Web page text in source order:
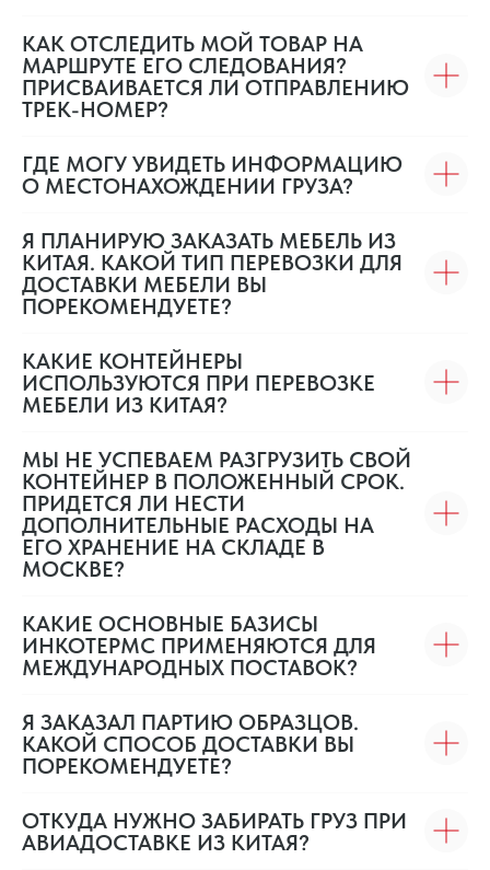
КАК ОТСЛЕДИТЬ МОЙ ТОВАР НА
МАРШРУТЕ ЕГО СЛЕДОВАНИЯ?
ПРИСВАИВАЕТСЯ ЛИ ОТПРАВЛЕНИЮ
ТРЕК-НОМЕР?
ГДЕ МОГУ УВИДЕТЬ ИНФОРМАЦИЮ
О МЕСТОНАХОЖДЕНИИ ГРУЗА?
Я ПЛАНИРУЮ ЗАКАЗАТЬ МЕБЕЛЬ ИЗ
КИТАЯ. КАКОЙ ТИП ПЕРЕВОЗКИ ДЛЯ
ДОСТАВКИ МЕБЕЛИ ВЫ
ПОРЕКОМЕНДУЕТЕ?
КАКИЕ КОНТЕЙНЕРЫ
ИСПОЛЬЗУЮТСЯ ПРИ ПЕРЕВОЗКЕ
МЕБЕЛИ ИЗ КИТАЯ?
МЫ НЕ УСПЕВАЕМ РАЗГРУЗИТЬ СВОЙ
КОНТЕЙНЕР В ПОЛОЖЕННЫЙ СРОК.
ПРИДЕТСЯ ЛИ НЕСТИ
ДОПОЛНИТЕЛЬНЫЕ РАСХОДЫ НА
ЕГО ХРАНЕНИЕ НА СКЛАДЕ В
МОСКВЕ?
КАКИЕ ОСНОВНЫЕ БАЗИСЫ
ИНКОТЕРМС ПРИМЕНЯЮТСЯ ДЛЯ
МЕЖДУНАРОДНЫХ ПОСТАВОК?
Я ЗАКАЗАЛ ПАРТИЮ ОБРАЗЦОВ.
КАКОЙ СПОСОБ ДОСТАВКИ ВЫ
ПОРЕКОМЕНДУЕТЕ?
ОТКУДА НУЖНО ЗАБИРАТЬ ГРУЗ ПРИ
АВИАДОСТАВКЕ ИЗ КИТАЯ?